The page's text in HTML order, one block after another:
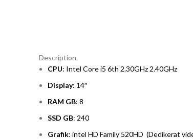
Description
CPU: Intel Core i5 6th 2.30GHz 2.40GHz
Display: 14″
RAM GB: 8
SSD GB: 240
Grafik: intel HD Family 520HD (Dedikerat